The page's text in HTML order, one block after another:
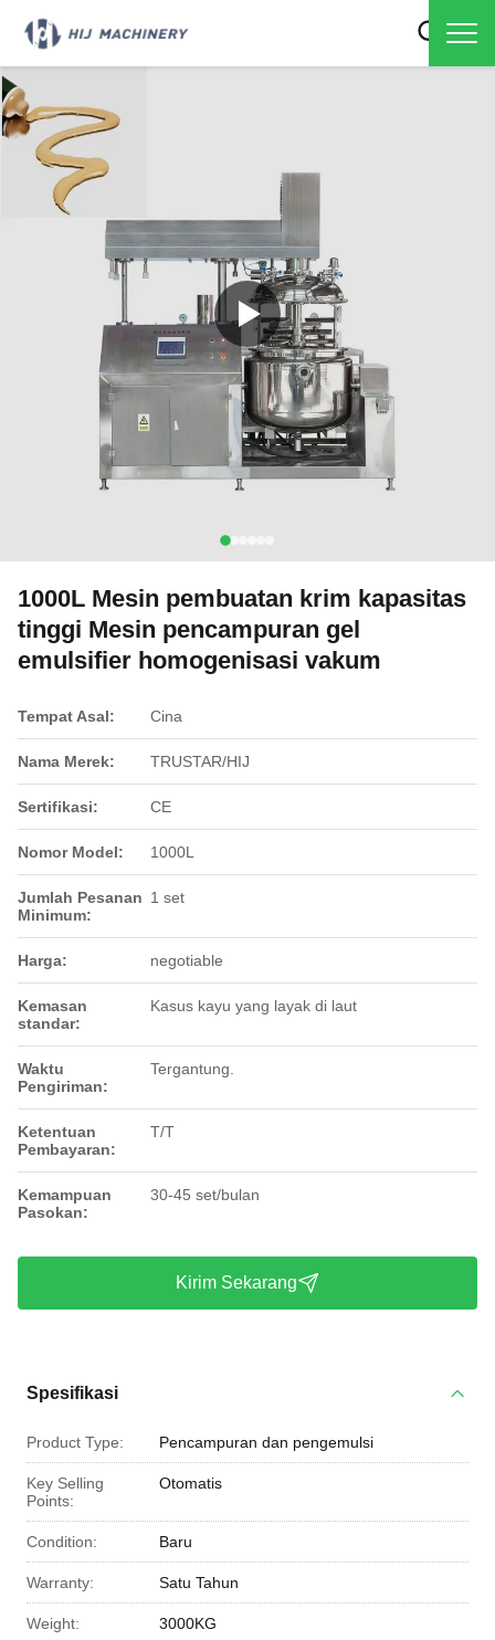
1000L Mesin pembuatan krim kapasitas
tinggi Mesin pencampuran gel
emulsifier homogenisasi vakum
Tempat Asal: Cina
Nama Merek: TRUSTAR/HIJ
Sertifikasi: CE
Nomor Model: 1000L
Jumlah Pesanan
Minimum:
1 set
Harga: negotiable
Kemasan
standar:
Kasus kayu yang layak di laut
Waktu
Pengiriman:
Tergantung.
Ketentuan
Pembayaran:
T/T
Kemampuan
Pasokan:
30-45 set/bulan
Kirim Sekarang
Spesifikasi
Product Type: Pencampuran dan pengemulsi
Key Selling
Points:
Otomatis
Condition: Baru
Warranty: Satu Tahun
Weight: 3000KG